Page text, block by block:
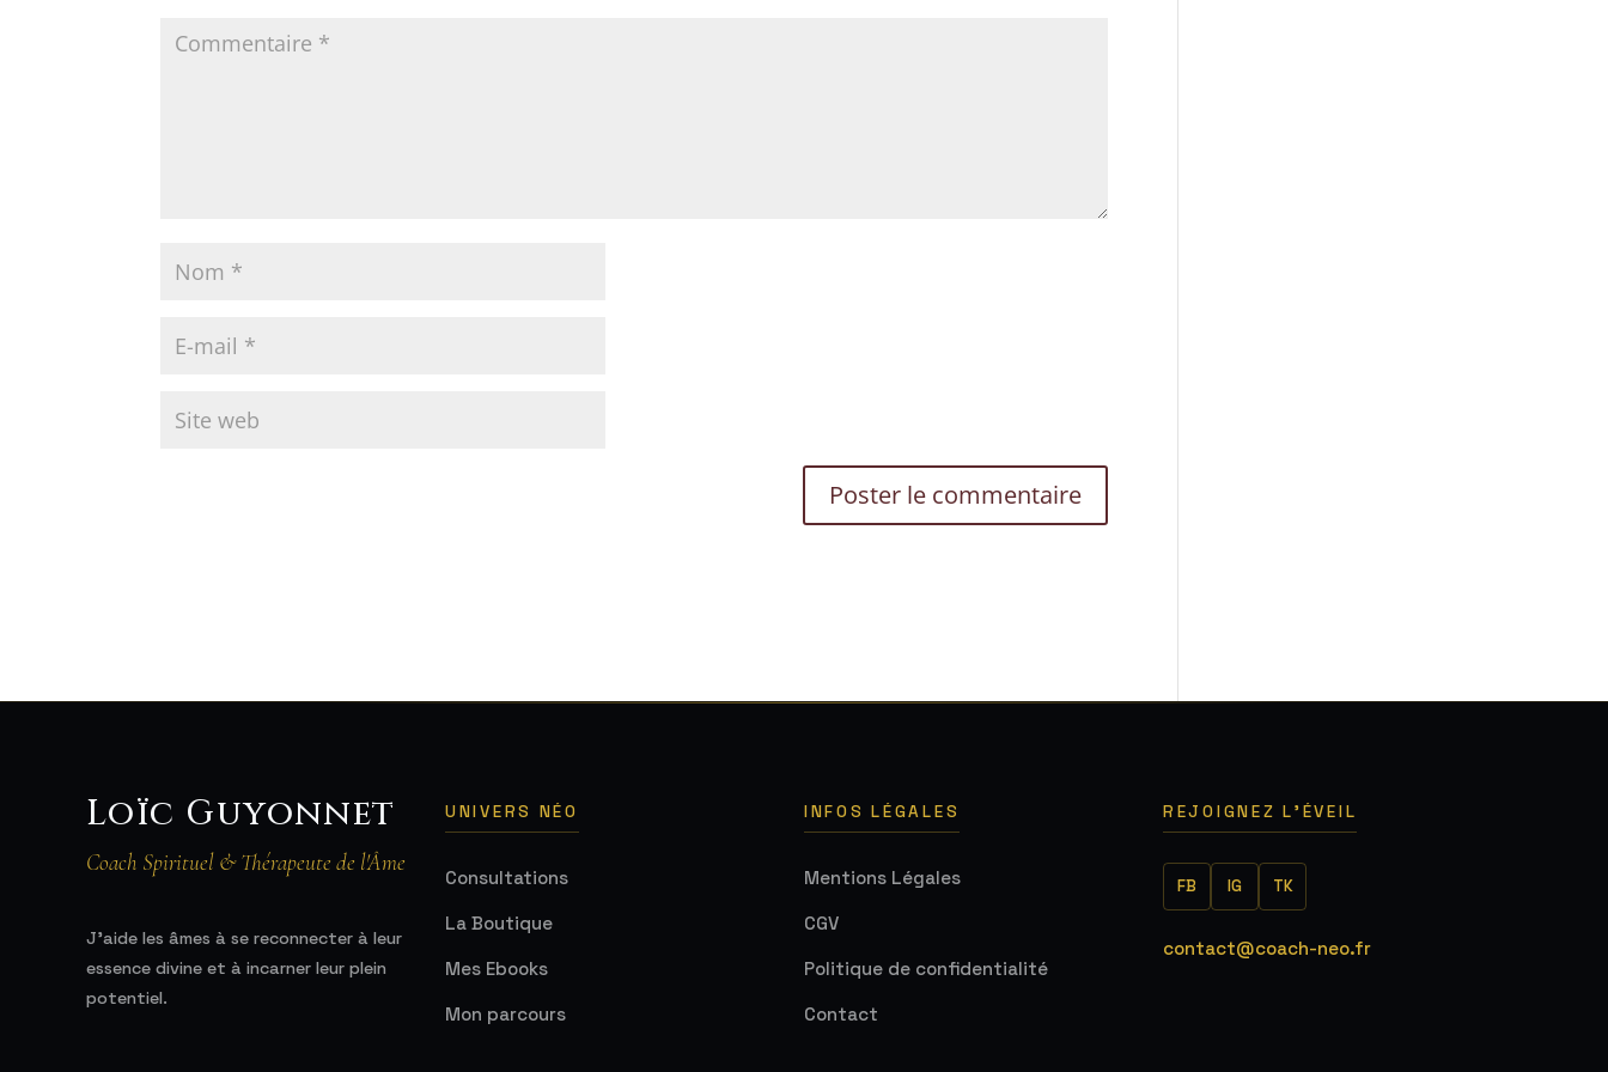
Loïc Guyonnet
Coach Spirituel & Thérapeute de l'Âme
J'aide les âmes à se reconnecter à leur
essence divine et à incarner leur plein
potentiel.
UNIVERS NÉO
Consultations
La Boutique
Mes Ebooks
Mon parcours
INFOS LÉGALES
Mentions Légales
CGV
Politique de confidentialité
Contact
REJOIGNEZ L'ÉVEIL
FB IG TK
contact@coach-neo.fr